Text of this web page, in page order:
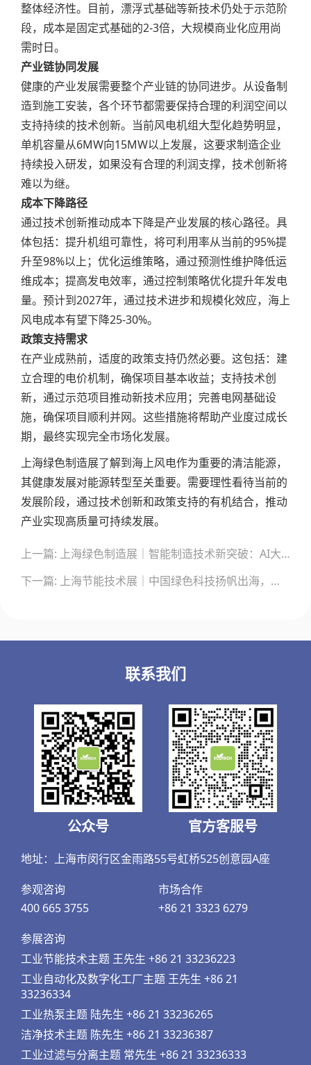
整体经济性。目前，漂浮式基础等新技术仍处于示范阶
段，成本是固定式基础的2-3倍，大规模商业化应用尚
需时日。
产业链协同发展
健康的产业发展需要整个产业链的协同进步。从设备制
造到施工安装，各个环节都需要保持合理的利润空间以
支持持续的技术创新。当前风电机组大型化趋势明显，
单机容量从6MW向15MW以上发展，这要求制造企业
持续投入研发，如果没有合理的利润支撑，技术创新将
难以为继。
成本下降路径
通过技术创新推动成本下降是产业发展的核心路径。具
体包括：提升机组可靠性，将可利用率从当前的95%提
升至98%以上；优化运维策略，通过预测性维护降低运
维成本；提高发电效率，通过控制策略优化提升年发电
量。预计到2027年，通过技术进步和规模化效应，海上
风电成本有望下降25-30%。
政策支持需求
在产业成熟前，适度的政策支持仍然必要。这包括：建
立合理的电价机制，确保项目基本收益；支持技术创
新，通过示范项目推动新技术应用；完善电网基础设
施，确保项目顺利并网。这些措施将帮助产业度过成长
期，最终实现完全市场化发展。
上海绿色制造展了解到海上风电作为重要的清洁能源，
其健康发展对能源转型至关重要。需要理性看待当前的
发展阶段，通过技术创新和政策支持的有机结合，推动
产业实现高质量可持续发展。
章
航
上一篇: 上海绿色制造展｜智能制造技术新突破：AI大模型与热镀锌工艺革新推动钢铁工业零碳转型
下一篇: 上海节能技术展｜中国绿色科技扬帆出海，为全球可持续发展注入新动能
联系我们
公众号 官方客服号
地址：上海市闵行区金雨路55号虹桥525创意园A座
参观咨询
400 665 3755
市场合作
+86 21 3323 6279
参展咨询
工业节能技术主题 王先生 +86 21 33236223
工业自动化及数字化工厂主题 王先生 +86 21
33236334
工业热泵主题 陆先生 +86 21 33236265
洁净技术主题 陈先生 +86 21 33236387
工业过滤与分离主题 常先生 +86 21 33236333